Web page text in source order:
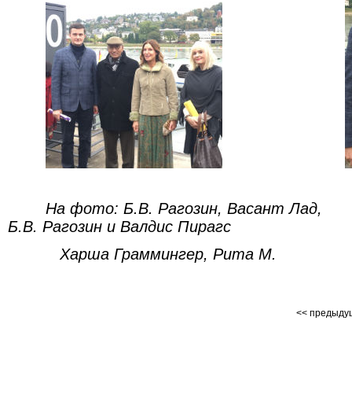
На фото: Б.В. Рагозин,
Б.В. Рагозин и Валдис Пирагс
Харша Граммингер, Рита М.
<<